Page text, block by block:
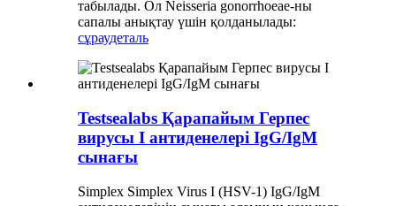
табылады. Ол Neisseria gonorrhoeae-ны
сапалы анықтау үшін қолданылады:
сұраудеталь
Testsealabs Қарапайым Герпес
вирусы I антиденелері IgG/IgM
сынағы
Simplex Simplex Virus I (HSV-1) IgG/IgM